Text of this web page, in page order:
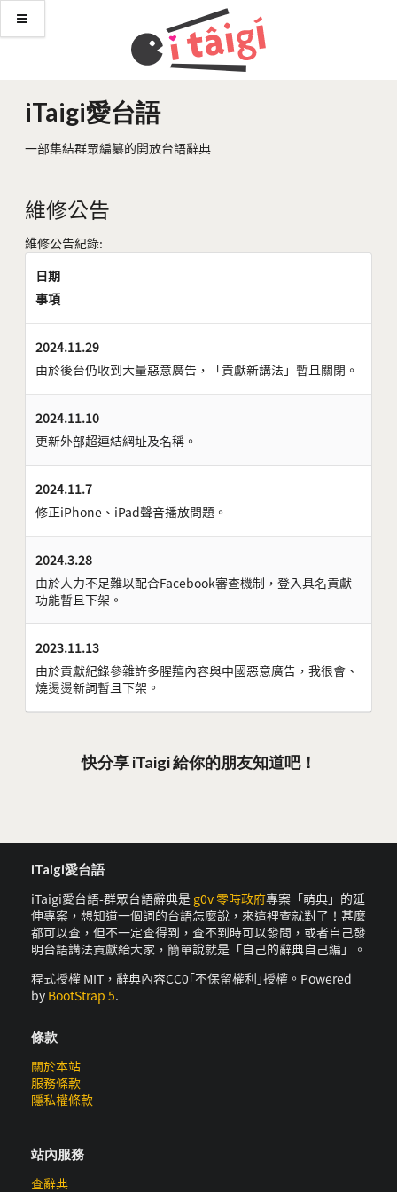
iTaigi愛台語
一部集結群眾編纂的開放台語辭典
維修公告
維修公告紀錄:
日期
事項
2024.11.29
由於後台仍收到大量惡意廣告，「貢獻新講法」暫且關閉。
2024.11.10
更新外部超連結網址及名稱。
2024.11.7
修正iPhone、iPad聲音播放問題。
2024.3.28
由於人力不足難以配合Facebook審查機制，登入具名貢獻
功能暫且下架。
2023.11.13
由於貢獻紀錄參雜許多腥羶內容與中國惡意廣告，我很會、
燒燙燙新詞暫且下架。
快分享 iTaigi 給你的朋友知道吧！
iTaigi愛台語
iTaigi愛台語-群眾台語辭典是 g0v 零時政府專案「萌典」的延
伸專案，想知道一個詞的台語怎麼說，來這裡查就對了！甚麼
都可以查，但不一定查得到，查不到時可以發問，或者自己發
明台語講法貢獻給大家，簡單說就是「自己的辭典自己編」。
程式授權 MIT，辭典內容CC0｢不保留權利｣授權。Powered
by BootStrap 5.
條款
關於本站
服務條款
隱私權條款
站內服務
查辭典